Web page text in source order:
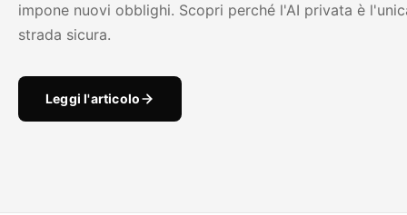
impone nuovi obblighi. Scopri perché l'AI privata è
strada sicura.
Leggi l'articolo